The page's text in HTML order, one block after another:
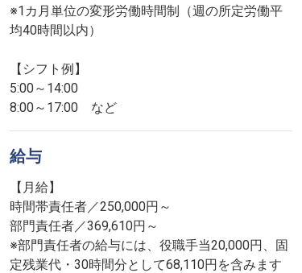
※1カ月単位の変形労働時間制（週の所定労働平
均40時間以内）
【シフト例】
5:00～14:00
8:00～17:00 など
給与
【月給】
時間帯責任者／250,000円～
部門責任者／369,610円～
※部門責任者の給与には、役職手当20,000円、固
定残業代・30時間分として68,110円を含みます